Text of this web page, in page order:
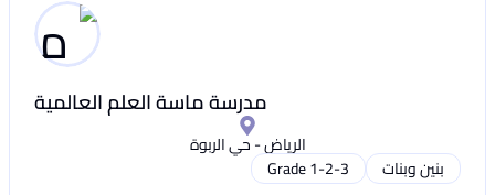
مدرسة ماسة العلم العالمية
الرياض - حي الربوة
بنين وبنات
Grade 1-2-3